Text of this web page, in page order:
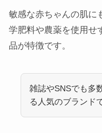
敏感な赤ちゃんの肌に
学肥料や農薬を使用せ
品が特徴です。
雑誌やSNSでも多
る人気のブランド